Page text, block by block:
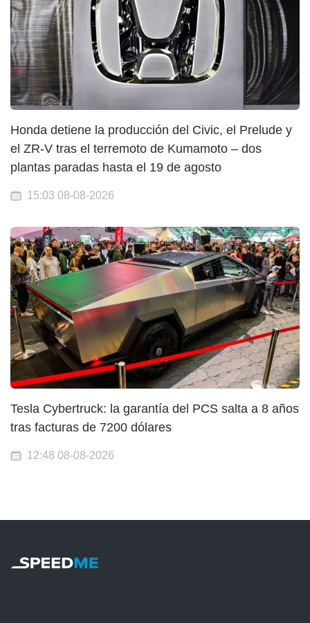
Honda detiene la producción del Civic, el Prelude y
el ZR-V tras el terremoto de Kumamoto – dos
plantas paradas hasta el 19 de agosto
15:03 08-08-2026
Tesla Cybertruck: la garantía del PCS salta a 8 años
tras facturas de 7200 dólares
12:48 08-08-2026